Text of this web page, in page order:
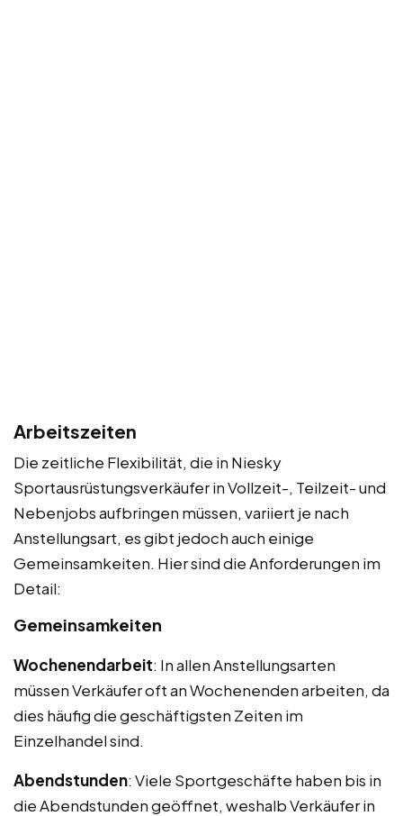
Arbeitszeiten
Die zeitliche Flexibilität, die in Niesky
Sportausrüstungsverkäufer in Vollzeit-, Teilzeit- und
Nebenjobs aufbringen müssen, variiert je nach
Anstellungsart, es gibt jedoch auch einige
Gemeinsamkeiten. Hier sind die Anforderungen im
Detail:
Gemeinsamkeiten
Wochenendarbeit: In allen Anstellungsarten
müssen Verkäufer oft an Wochenenden arbeiten, da
dies häufig die geschäftigsten Zeiten im
Einzelhandel sind.
Abendstunden: Viele Sportgeschäfte haben bis in
die Abendstunden geöffnet, weshalb Verkäufer in